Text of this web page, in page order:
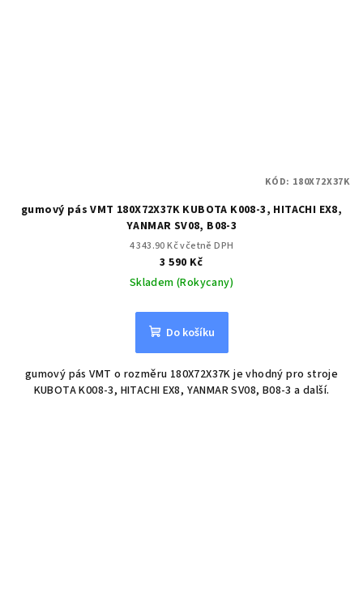
gumový pás VMT 180X72X37K KUBOTA K008-3, HITACHI EX8,
YANMAR SV08, B08-3
4 343.90 Kč včetně DPH
3 590 Kč
Skladem (Rokycany)
Do košíku
gumový pás VMT o rozměru 180X72X37K je vhodný pro stroje
KUBOTA K008-3, HITACHI EX8, YANMAR SV08, B08-3 a další.
KÓD: 180X72X37K